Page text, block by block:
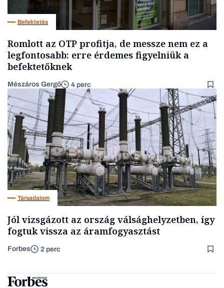
Befektetés
Romlott az OTP profitja, de messze nem ez a
legfontosabb: erre érdemes figyelniük a
befektetőknek
Mészáros Gergő 4 perc
Társadalom
Jól vizsgázott az ország válsághelyzetben, így
fogtuk vissza az áramfogyasztást
Forbes 2 perc